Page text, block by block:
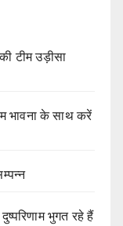
टीम उड़ीसा
भावना के साथ करें
भुगत रहे हैं